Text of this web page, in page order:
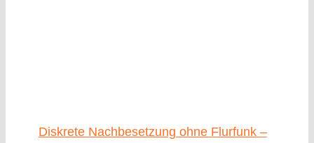
Diskrete Nachbesetzung ohne Flurfunk –